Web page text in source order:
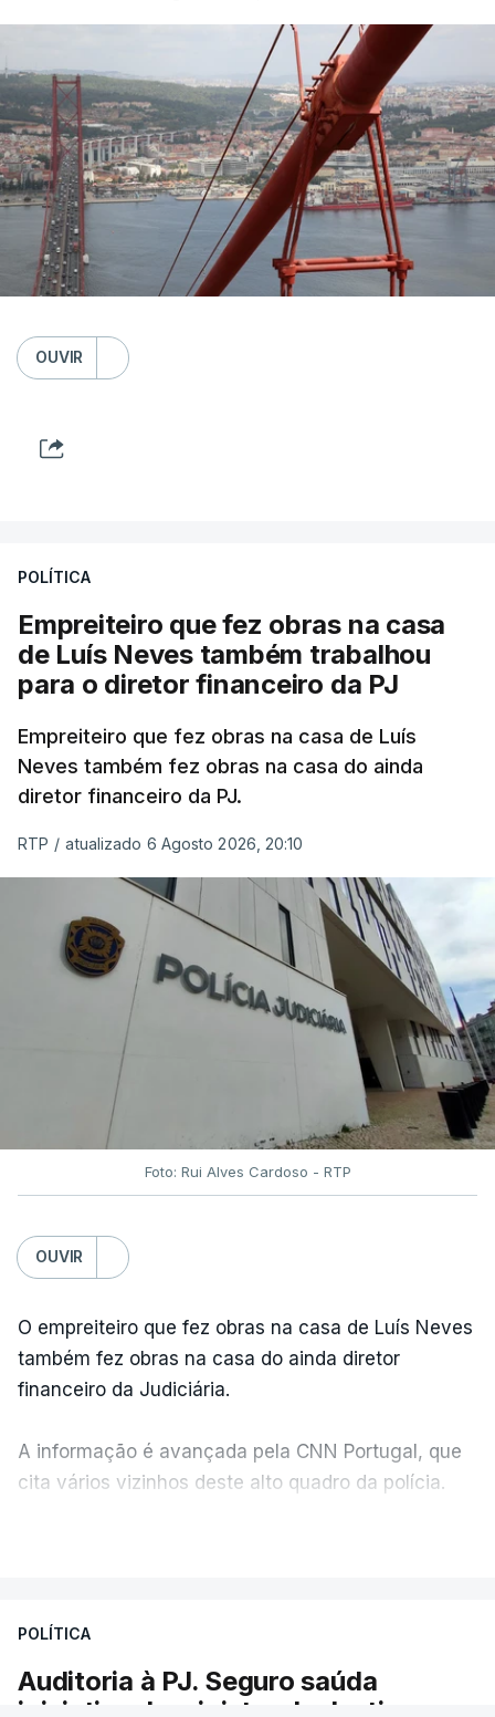
OUVIR
POLÍTICA
Empreiteiro que fez obras na casa
de Luís Neves também trabalhou
para o diretor financeiro da PJ
Empreiteiro que fez obras na casa de Luís
Neves também fez obras na casa do ainda
diretor financeiro da PJ.
RTP / atualizado 6 Agosto 2026, 20:10
Foto: Rui Alves Cardoso - RTP
OUVIR
O empreiteiro que fez obras na casa de Luís Neves
também fez obras na casa do ainda diretor
financeiro da Judiciária.
A informação é avançada pela CNN Portugal, que
cita vários vizinhos deste alto quadro da polícia.
apreendido numa operação de droga.
POLÍTICA
Auditoria à PJ. Seguro saúda